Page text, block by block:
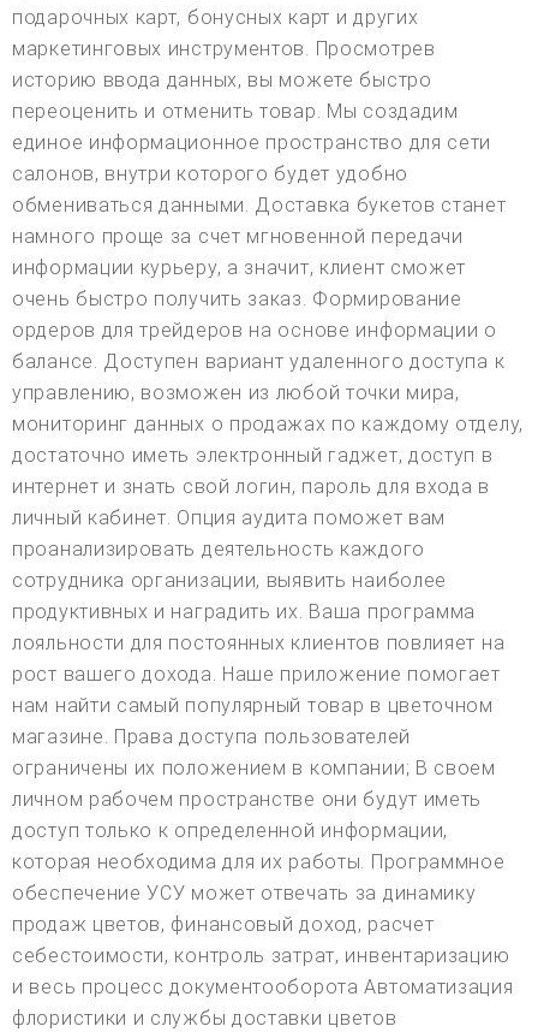
подарочных карт, бонусных карт и других
маркетинговых инструментов. Просмотрев
историю ввода данных, вы можете быстро
переоценить и отменить товар. Мы создадим
единое информационное пространство для сети
салонов, внутри которого будет удобно
обмениваться данными. Доставка букетов станет
намного проще за счет мгновенной передачи
информации курьеру, а значит, клиент сможет
очень быстро получить заказ. Формирование
ордеров для трейдеров на основе информации о
балансе. Доступен вариант удаленного доступа к
управлению, возможен из любой точки мира,
мониторинг данных о продажах по каждому отделу,
достаточно иметь электронный гаджет, доступ в
интернет и знать свой логин, пароль для входа в
личный кабинет. Опция аудита поможет вам
проанализировать деятельность каждого
сотрудника организации, выявить наиболее
продуктивных и наградить их. Ваша программа
лояльности для постоянных клиентов повлияет на
рост вашего дохода. Наше приложение помогает
нам найти самый популярный товар в цветочном
магазине. Права доступа пользователей
ограничены их положением в компании; В своем
личном рабочем пространстве они будут иметь
доступ только к определенной информации,
которая необходима для их работы. Программное
обеспечение УСУ может отвечать за динамику
продаж цветов, финансовый доход, расчет
себестоимости, контроль затрат, инвентаризацию
и весь процесс документооборота Автоматизация
флористики и службы доставки цветов